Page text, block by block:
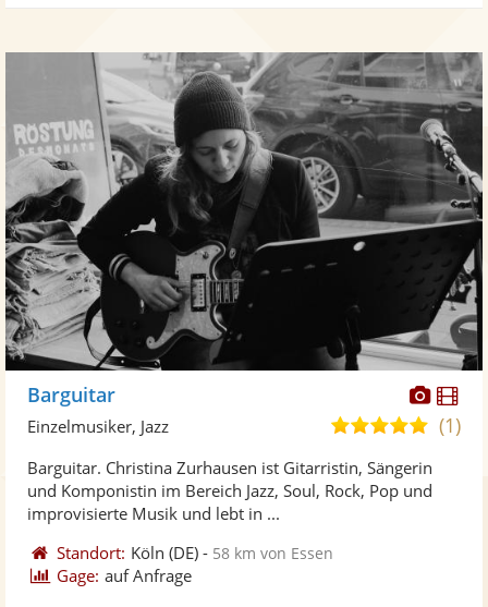
Barguitar
5,0
5
(1)
Einzelmusiker, Jazz
Barguitar. Christina Zurhausen ist Gitarristin, Sängerin
und Komponistin im Bereich Jazz, Soul, Rock, Pop und
improvisierte Musik und lebt in ...
Standort: Köln (DE) - 58 km von Essen
Gage: auf Anfrage